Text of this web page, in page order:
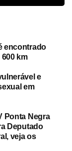
encontrado
km
e
em
Ponta Negra
Deputado
veja os